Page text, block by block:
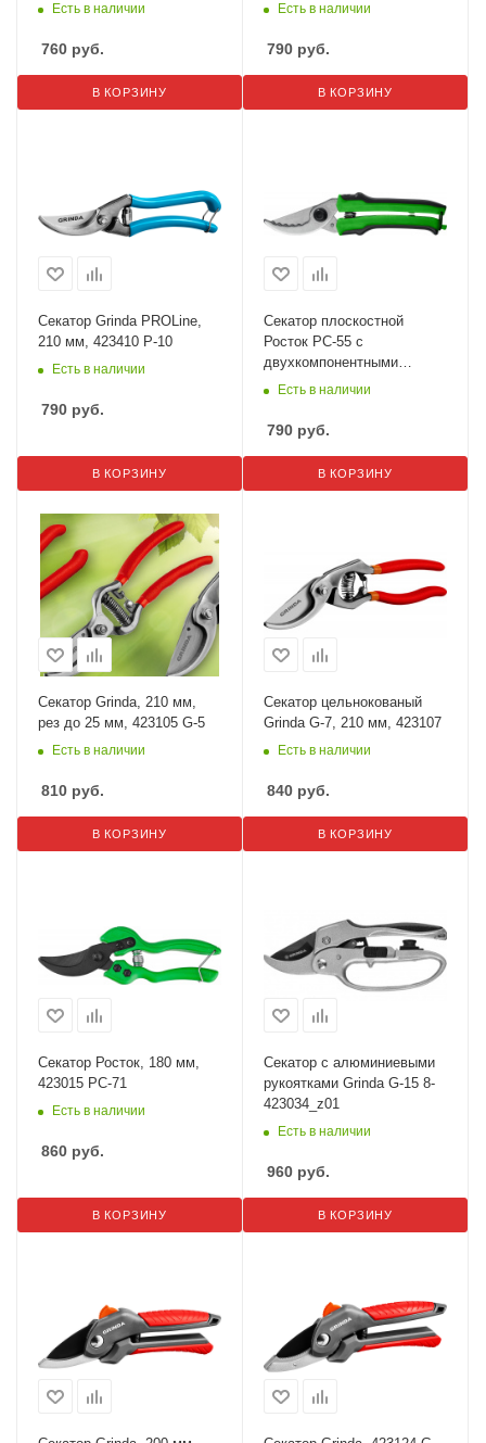
Есть в наличии
760 руб.
В КОРЗИНУ
Есть в наличии
790 руб.
В КОРЗИНУ
Секатор Grinda PROLine,
210 мм, 423410 P-10
Есть в наличии
790 руб.
В КОРЗИНУ
Секатор плоскостной
Росток PC-55 с
двухкомпонентными
рукоятками 220 мм
Есть в наличии
790 руб.
В КОРЗИНУ
Секатор Grinda, 210 мм,
рез до 25 мм, 423105 G-5
Есть в наличии
810 руб.
В КОРЗИНУ
Секатор цельнокованый
Grinda G-7, 210 мм, 423107
Есть в наличии
840 руб.
В КОРЗИНУ
Секатор Росток, 180 мм,
423015 PC-71
Есть в наличии
860 руб.
В КОРЗИНУ
Секатор с алюминиевыми
рукоятками Grinda G-15 8-
423034_z01
Есть в наличии
960 руб.
В КОРЗИНУ